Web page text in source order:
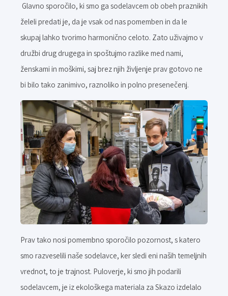
Glavno sporočilo, ki smo ga sodelavcem ob obeh praznikih
želeli predati je, da je vsak od nas pomemben in da le
skupaj lahko tvorimo harmonično celoto. Zato uživajmo v
družbi drug drugega in spoštujmo razlike med nami,
ženskami in moškimi, saj brez njih življenje prav gotovo ne
bi bilo tako zanimivo, raznoliko in polno presenečenj.
Prav tako nosi pomembno sporočilo pozornost, s katero
smo razveselili naše sodelavce, ker sledi eni naših temeljnih
vrednot, to je trajnost. Puloverje, ki smo jih podarili
sodelavcem, je iz ekološkega materiala za Skazo izdelalo